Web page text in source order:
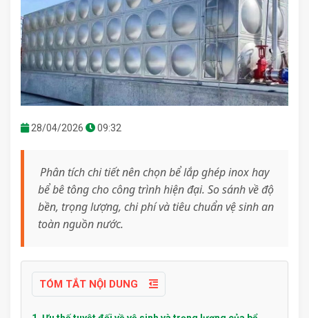
28/04/2026 09:32
Phân tích chi tiết nên chọn bể lắp ghép inox hay
bể bê tông cho công trình hiện đại. So sánh về độ
bền, trọng lượng, chi phí và tiêu chuẩn vệ sinh an
toàn nguồn nước.
TÓM TẮT NỘI DUNG